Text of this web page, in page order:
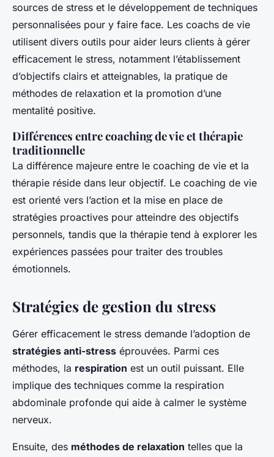
sources de stress et le développement de techniques
personnalisées pour y faire face. Les coachs de vie
utilisent divers outils pour aider leurs clients à gérer
efficacement le stress, notamment l’établissement
d’objectifs clairs et atteignables, la pratique de
méthodes de relaxation et la promotion d’une
mentalité positive.
Différences entre coaching de vie et thérapie
traditionnelle
La différence majeure entre le coaching de vie et la
thérapie réside dans leur objectif. Le coaching de vie
est orienté vers l’action et la mise en place de
stratégies proactives pour atteindre des objectifs
personnels, tandis que la thérapie tend à explorer les
expériences passées pour traiter des troubles
émotionnels.
Stratégies de gestion du stress
Gérer efficacement le stress demande l’adoption de
stratégies anti-stress éprouvées. Parmi ces
méthodes, la respiration est un outil puissant. Elle
implique des techniques comme la respiration
abdominale profonde qui aide à calmer le système
nerveux.
Ensuite, des méthodes de relaxation telles que la